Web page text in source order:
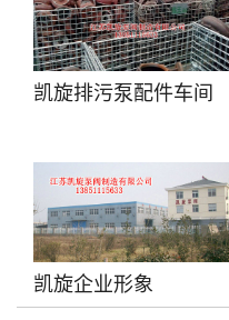
凯旋排污泵配件车间
凯旋企业形象